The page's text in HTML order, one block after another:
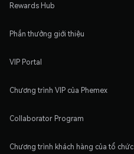
Rewards Hub
Phần thưởng giới thiệu
VIP Portal
Chương trình VIP của Phemex
Collaborator Program
Chương trình khách hàng của tổ chức